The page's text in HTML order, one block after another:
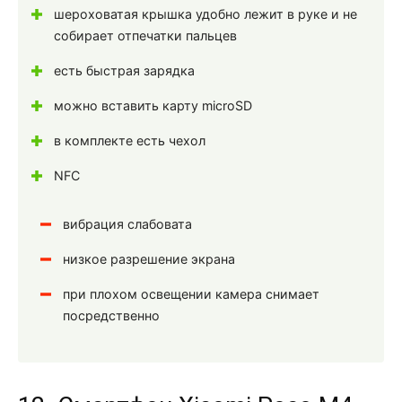
шероховатая крышка удобно лежит в руке и не
собирает отпечатки пальцев
есть быстрая зарядка
можно вставить карту microSD
в комплекте есть чехол
NFC
вибрация слабовата
низкое разрешение экрана
при плохом освещении камера снимает
посредственно